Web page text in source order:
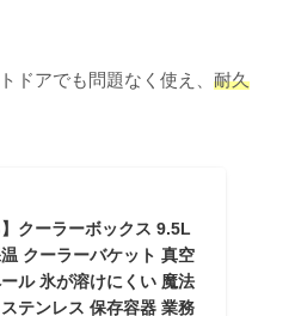
ドアでも問題なく使え、 耐久
】クーラーボックス 9.5L
クーラーバケット 真空
ル 氷が溶けにくい 魔法
テンレス 保存容器 業務